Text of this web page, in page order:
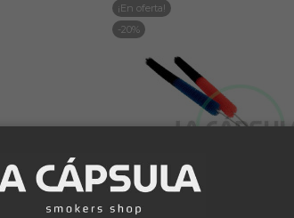
¡En oferta!
-20%